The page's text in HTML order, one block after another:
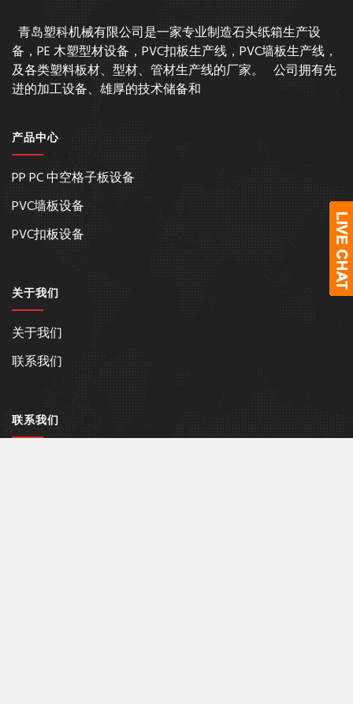
青岛塑科机械有限公司是一家专业制造石头纸箱生产设
备，PE 木塑型材设备，PVC扣板生产线，PVC墙板生产线，
及各类塑料板材、型材、管材生产线的厂家。 公司拥有先
进的加工设备、雄厚的技术储备和
产品中心
PP PC 中空格子板设备
PVC墙板设备
PVC扣板设备
关于我们
关于我们
联系我们
联系我们